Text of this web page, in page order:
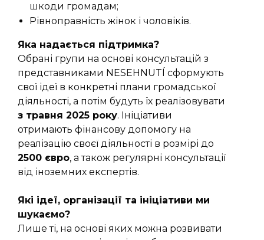
шкоди громадам;
Рівноправність жінок і чоловіків.
Яка надається підтримка?
Обрані групи на основі консультацій з
представниками NESEHNUTÍ сформують
свої ідеї в конкретні плани громадської
діяльності, а потім будуть їх реалізовувати
з травня 2025 року. Ініціативи
отримають фінансову допомогу на
реалізацію своєї діяльності в розмірі до
2500 євро, а також регулярні консультації
від іноземних експертів.
Які ідеї, організації та ініціативи ми
шукаємо?
Лише ті, на основі яких можна розвивати